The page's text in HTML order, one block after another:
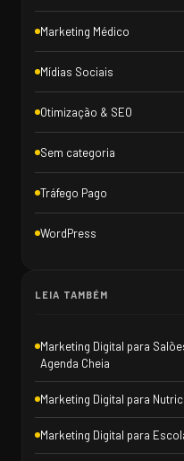
Marketing Médico
Mídias Sociais
Otimização & SEO
Sem categoria
Tráfego Pago
WordPress
LEIA TAMBÉM
Marketing Digital para
Agenda Cheia
Marketing Digital para
Marketing Digital para